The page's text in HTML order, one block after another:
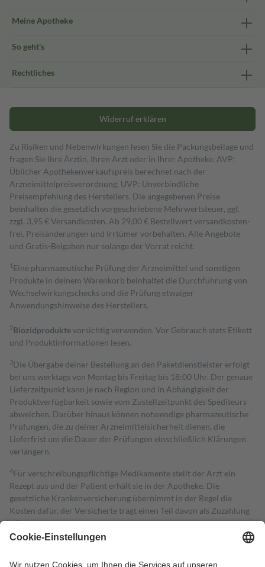
Meine Apotheke
So geht's
Rechtliches
Widerruf erklären
Zu Risiken und Nebenwirkungen lesen Sie die Packungsbeilage und
fragen Sie Ihre Ärztin, Ihren Arzt oder in Ihrer Apotheke. AVP:
Üblicher Apothekenverkaufspreis berechnet nach der
Arzneimittelpreisverordnung. UVP: Unverbindliche
Preisempfehlung des Herstellers. Die angegebenen Preise
beinhalten die gesetzlich vorgeschriebene Mehrwertsteuer, ggf.
zzgl. 3,95 € Versandkosten. Ab 29,00 € Bestell­wert versand­kosten­
frei. Preisänderungen und Irrtümer vorbehalten. Alle Angebote
und Gratis-Beigaben nur solange der Vorrat reicht.
1 Eine pharmazeutische Prüfung der Arzneimittel und sonstigen
Produkte in deinem Warenkorb beinhaltet die Durchführung von
Wechselwirkungschecks und die Prüfung etwaiger
Anwendungshinweise des Herstellers.
2Biozidproduktevorsichtig verwenden. Vor Gebrauch stets Etikett
und Produktinformationen lesen.
3Die Übergabe deiner Bestellung an den Paketdienstleister erfolgt
bei uns werktags von Montag bis Freitag bis 18:00 Uhr. Der genaue
Lieferzeitpunkt kann je nach Region und in Abhängigkeit der
Produktverfügbarkeit sowie vom Zustellzeitpunkt des Spediteurs
abweichen. Darüber hinaus können notwendige pharmazeutische
Prüfungen, die zu deiner Arzneimittelsicherheit dienen, die
Lieferfrist um die Dauer der Prüfungen einschließlich Klärungen
verlängern.
4Für verschreibungspflichtige Medikamente stellt der Arzt ein
Rezept aus und der Patient erhält sie in der Apotheke. Die
gesetzliche Krankenversicherung übernimmt in der Regel die
Kosten dafür, der Versicherte trägt einen Teil davon als Zuzahlung
mit.
Grundsätzlich leisten Mitglieder Zuzahlungen in Höhe von zehn
höchstens zehn Euro.
Es sind jedoch nie mehr als die tatsächlichen